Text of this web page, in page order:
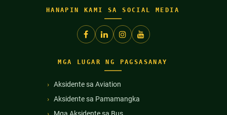
HANAPIN KAMI SA SOCIAL MEDIA
MGA LUGAR NG PAGSASANAY
Aksidente sa Aviation
Aksidente sa Pamamangka
Mga Aksidente sa Bus